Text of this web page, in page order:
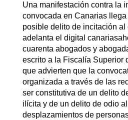
Una manifestación contra la
convocada en Canarias
posible delito de incitación al
adelanta el digital
cuarenta abogados y
escrito a la Fiscalía Superior
que advierten que la
organizada a través de las
ser constitutiva de un delito
ilícita y de un delito de odio
desplazamientos de